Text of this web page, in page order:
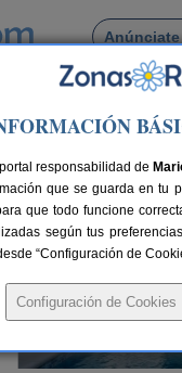
por pueblo
Casa de Labranza
Rural
responsabilidad de
que se guarda en
que todo funcione
según tus
“Configuración de